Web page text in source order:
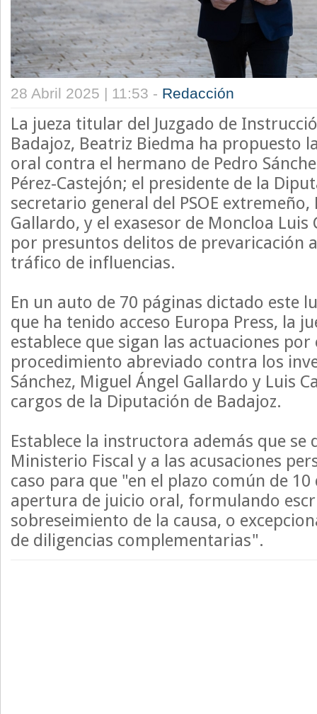
28 Abril 2025 | 11:53 - Redacción
La jueza titular del Juzgado de
Badajoz, Beatriz Biedma ha propuesto
oral contra el hermano de Pedro
Pérez-Castejón; el presidente de la
secretario general del PSOE
Gallardo, y el exasesor de Moncloa
por presuntos delitos de prevaricación
tráfico de influencias.
En un auto de 70 páginas dictado este
que ha tenido acceso Europa Press, la
establece que sigan las actuaciones
procedimiento abreviado contra los
Sánchez, Miguel Ángel Gallardo y Luis
cargos de la Diputación de Badajoz.
Establece la instructora además que se
Ministerio Fiscal y a las acusaciones
caso para que "en el plazo común de
apertura de juicio oral, formulando
sobreseimiento de la causa, o
de diligencias complementarias".